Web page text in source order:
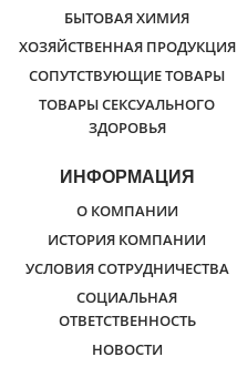
БЫТОВАЯ ХИМИЯ
ХОЗЯЙСТВЕННАЯ ПРОДУКЦИЯ
СОПУТСТВУЮЩИЕ ТОВАРЫ
ТОВАРЫ СЕКСУАЛЬНОГО
ЗДОРОВЬЯ
ИНФОРМАЦИЯ
О КОМПАНИИ
ИСТОРИЯ КОМПАНИИ
УСЛОВИЯ СОТРУДНИЧЕСТВА
СОЦИАЛЬНАЯ
ОТВЕТСТВЕННОСТЬ
НОВОСТИ